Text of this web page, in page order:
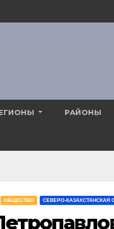
РАЙОНЫ
ОБЩЕСТВО СЕВЕРО-КАЗАХСТАНСКАЯ